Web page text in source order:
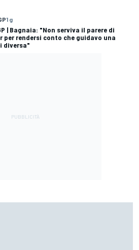
1 g
| Bagnaia: "Non serviva il parere di
per rendersi conto che guidavo una
diversa"